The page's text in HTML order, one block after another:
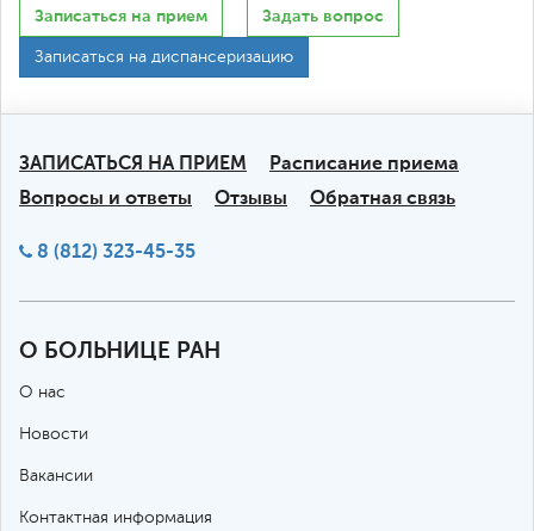
Записаться на прием Задать вопрос
Записаться на диспансеризацию
ЗАПИСАТЬСЯ НА ПРИЕМ
Расписание приема
Вопросы и ответы
Отзывы Обратная связь
8 (812) 323-45-35
О БОЛЬНИЦЕ РАН
О нас
Новости
Вакансии
Контактная информация